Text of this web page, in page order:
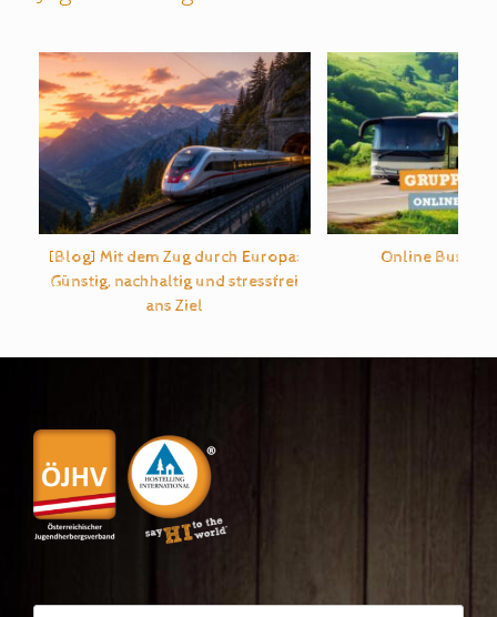
[Blog] Mit dem Zug durch Europa:
Günstig, nachhaltig und stressfrei
ans Ziel
Online Bus-